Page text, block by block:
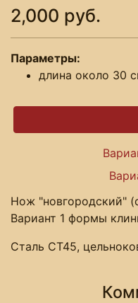
2,000 руб.
Параметры:
длина около 30
Нож "новгородский"
Вариант 1 формы
Сталь СТ45,